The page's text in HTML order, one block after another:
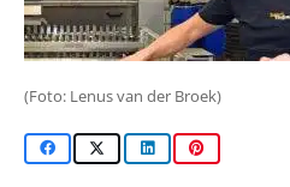
(Foto: Lenus van der Broek)